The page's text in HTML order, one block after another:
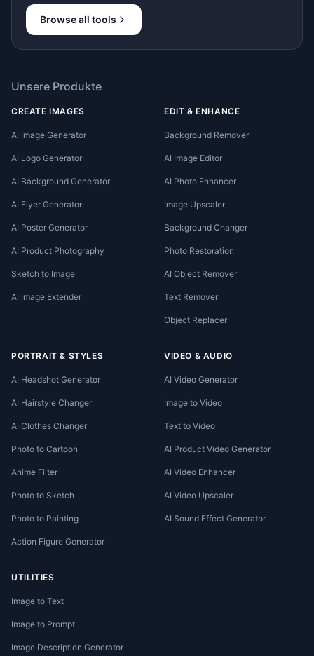
Browse all tools
Unsere Produkte
CREATE IMAGES
AI Image Generator
AI Logo Generator
AI Background Generator
AI Flyer Generator
AI Poster Generator
AI Product Photography
Sketch to Image
AI Image Extender
EDIT & ENHANCE
Background Remover
AI Image Editor
AI Photo Enhancer
Image Upscaler
Background Changer
Photo Restoration
AI Object Remover
Text Remover
Object Replacer
PORTRAIT & STYLES
AI Headshot Generator
AI Hairstyle Changer
AI Clothes Changer
Photo to Cartoon
Anime Filter
Photo to Sketch
Photo to Painting
Action Figure Generator
VIDEO & AUDIO
AI Video Generator
Image to Video
Text to Video
AI Product Video Generator
AI Video Enhancer
AI Video Upscaler
AI Sound Effect Generator
UTILITIES
Image to Text
Image to Prompt
Image Description Generator